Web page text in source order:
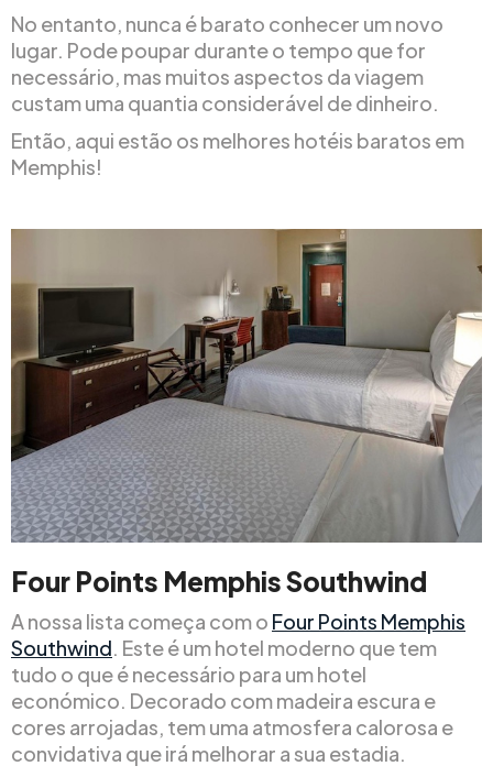
No entanto, nunca é barato conhecer um novo
lugar. Pode poupar durante o tempo que for
necessário, mas muitos aspectos da viagem
custam uma quantia considerável de dinheiro.
Então, aqui estão os melhores hotéis baratos em
Memphis!
Four Points Memphis Southwind
A nossa lista começa com o Four Points Memphis
Southwind. Este é um hotel moderno que tem
tudo o que é necessário para um hotel
económico. Decorado com madeira escura e
cores arrojadas, tem uma atmosfera calorosa e
convidativa que irá melhorar a sua estadia.